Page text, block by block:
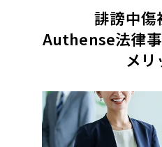
誹謗中傷
Authense法律
メリ